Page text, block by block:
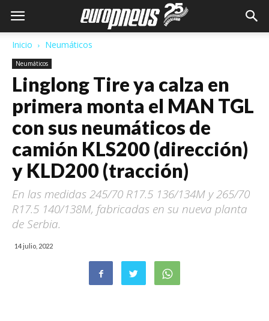
Inicio Neumáticos
Neumáticos
Linglong Tire ya calza en
primera monta el MAN TGL
con sus neumáticos de
camión KLS200 (dirección)
y KLD200 (tracción)
En las medidas 245/70 R17.5 136/134M y 265/70
R17.5 140/138M, fabricadas en su nueva planta
de Serbia.
14 julio, 2022